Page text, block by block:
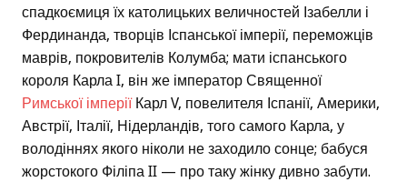
спадкоємиця їх католицьких величностей Ізабелли і
Фердинанда, творців Іспанської імперії, переможців
маврів, покровителів Колумба; мати іспанського
короля Карла I, він же імператор Священної
Римської імперіїКарл V, повелителя Іспанії, Америки,
Австрії, Італії, Нідерландів, того самого Карла, у
володіннях якого ніколи не заходило сонце; бабуся
жорстокого Філіпа II — про таку жінку дивно забути.